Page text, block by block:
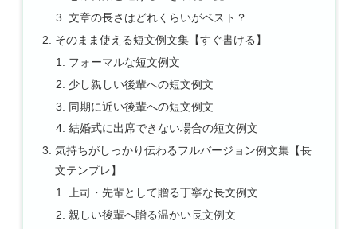
文章の長さはどれくらいがベスト？
そのまま使える短文例文集【すぐ書ける】
フォーマルな短文例文
少し親しい後輩への短文例文
同期に近い後輩への短文例文
結婚式に出席できない場合の短文例文
気持ちがしっかり伝わるフルバージョン例文集【長
文テンプレ】
上司・先輩として贈る丁寧な長文例文
親しい後輩へ贈る温かい長文例文